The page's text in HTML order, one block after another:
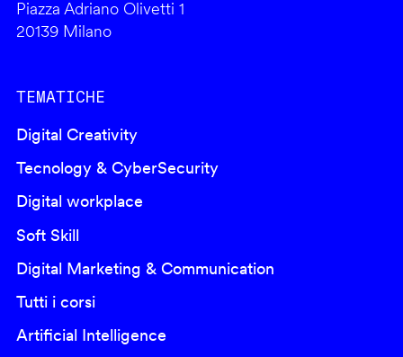
Piazza Adriano Olivetti 1
20139 Milano
TEMATICHE
Digital Creativity
Tecnology & CyberSecurity
Digital workplace
Soft Skill
Digital Marketing & Communication
Tutti i corsi
Artificial Intelligence